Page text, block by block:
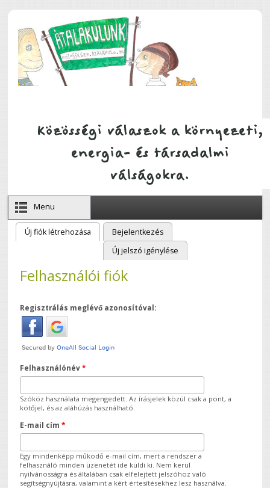
Menu
Elsődleges fülek
Új fiók létrehozása (aktív fül)Bejelentkezés
Új jelszó igénylése
Felhasználói fiók
Regisztrálás meglévő azonosítóval:
Felhasználónév*
Szóköz használata megengedett. Az írásjelek közül csak a pont, a
kötőjel, és az aláhúzás használható.
E-mail cím*
Egy mindenképp működő e-mail cím, mert a rendszer a
felhasználó minden üzenetét ide küldi ki. Nem kerül
nyilvánosságra és általában csak elfelejtett jelszóhoz való
segítségnyújtásra, valamint a kért értesítésekhez lesz használva.